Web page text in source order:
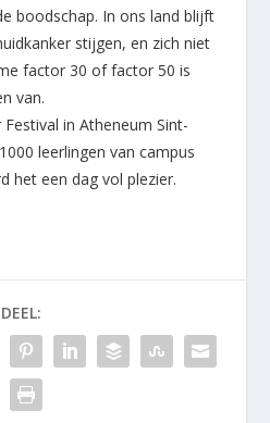
boodschap. In ons land blijft
stijgen, en zich niet
factor 30 of factor 50 is
van.
in Atheneum Sint-
leerlingen van campus
het een dag vol plezier.
DEEL: